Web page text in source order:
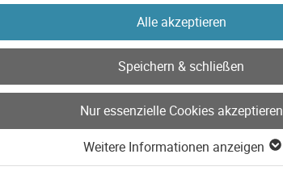
Alle akzeptieren
Speichern & schließen
Nur essenzielle Cookies akzeptieren
Weitere Informationen anzeigen